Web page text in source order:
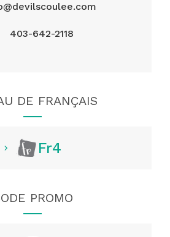
403-642-2118
DE FRANÇAIS
Fr4
PROMO